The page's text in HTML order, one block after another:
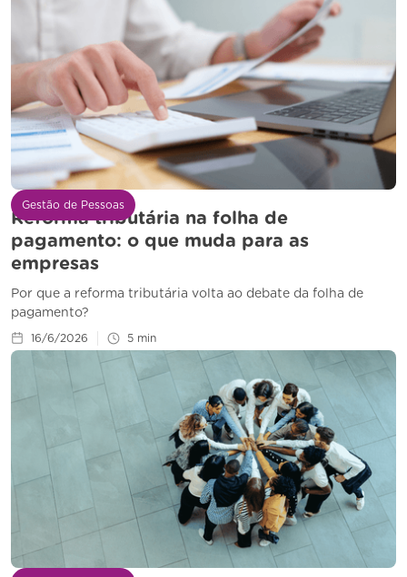
Gestão de Pessoas
Reforma tributária na folha de
pagamento: o que muda para as
empresas
Por que a reforma tributária volta ao debate da folha de
pagamento?
16/6/2026 5 min